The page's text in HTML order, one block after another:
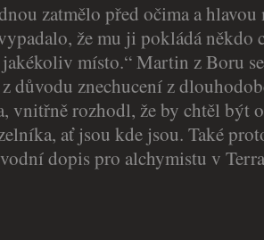
zatmělo před očima a
že mu ji pokládá někdo
místo.“ Martin z Boru
z důvodu znechucení z
vnitřně rozhodl, že by chtěl být
ať jsou kde jsou. Také
dopis pro alchymistu v